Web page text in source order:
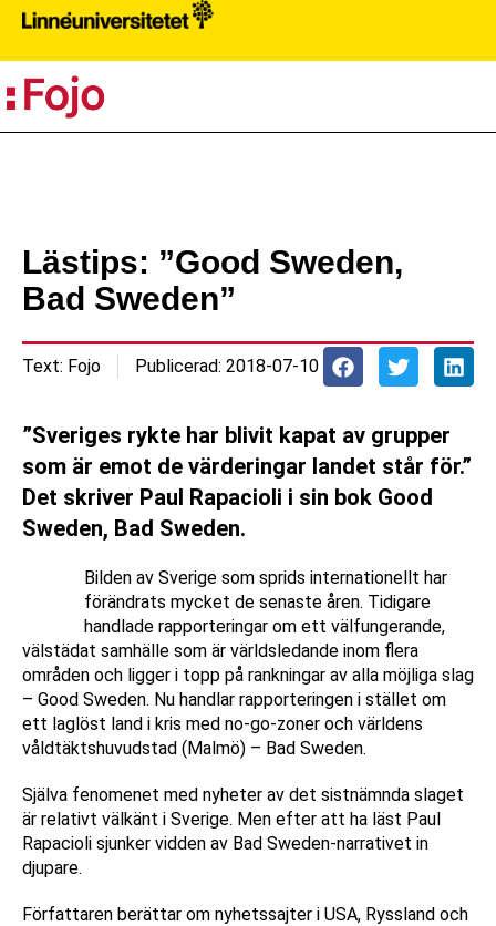
Lästips: ”Good Sweden,
Bad Sweden”
Text: Fojo Publicerad: 2018-07-10
”Sveriges rykte har blivit kapat av grupper
som är emot de värderingar landet står för.”
Det skriver Paul Rapacioli i sin bok Good
Sweden, Bad Sweden.
Bilden av Sverige som sprids internationellt har
förändrats mycket de senaste åren. Tidigare
handlade rapporteringar om ett välfungerande,
välstädat samhälle som är världsledande inom flera
områden och ligger i topp på rankningar av alla möjliga slag
– Good Sweden. Nu handlar rapporteringen i stället om
ett laglöst land i kris med no-go-zoner och världens
våldtäktshuvudstad (Malmö) – Bad Sweden.
Själva fenomenet med nyheter av det sistnämnda slaget
är relativt välkänt i Sverige. Men efter att ha läst Paul
Rapacioli sjunker vidden av Bad Sweden-narrativet in
djupare.
Författaren berättar om nyhetssajter i USA, Ryssland och